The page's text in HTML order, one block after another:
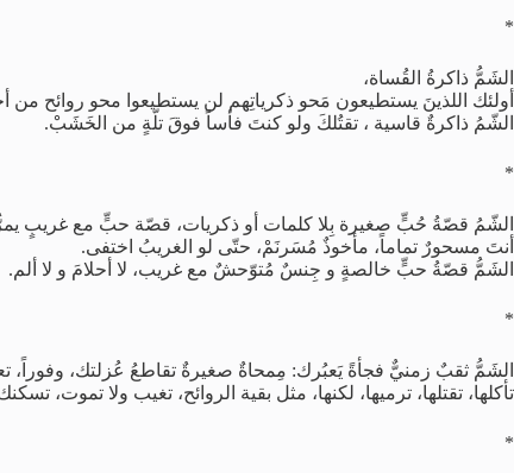
*
الشَمُّ ذاكرةُ القُساة،
أولئك اللذينَ يستطيعون مَحو ذكرياتِهم لن يستطيعوا محو روائح من
الشّمُ ذاكرةٌ قاسية ، تقتُلكَ ولو كنتَ فأساً فوقَ تلّةٍ من الخَشَبْ.
*
الشّمُ قصّةُ حُبٍّ صغيرة بِلا كلمات أو ذكريات، قصّة حبٍّ مع غريبٍ
أنتَ مسحورٌ تماماً، مأخوذٌ مُسَرنَمْ، حتّى لو الغريبُ اختفى.
الشَمُّ قصّةُ حبٍّ خالصةٍ و جِنسٌ مُتوّحشٌ مع غريب، لا أحلامَ و لا ألم.
*
الشَمُّ ثقبٌ زمنيٌّ فجأةً يَعبُرك: مِمحاةٌ صغيرةٌ تقاطعُ عُزلتك، وفوراً،
تأكلها، تقتلها، ترميها، لكنها، مثل بقية الروائح، تغيب ولا تموت،
*